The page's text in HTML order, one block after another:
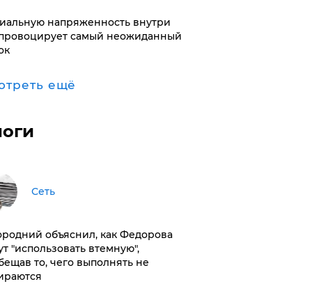
напряженность внутри
самый неожиданный
ещё
Сеть
объяснил, как Федорова
"использовать втемную",
то, чего выполнять не